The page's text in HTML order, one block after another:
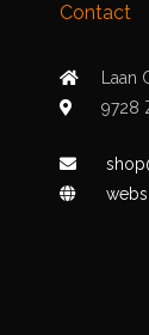
Contact
9728